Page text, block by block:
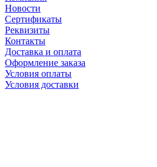
Новости
Сертификаты
Реквизиты
Контакты
Доставка и оплата
Оформление заказа
Условия оплаты
Условия доставки